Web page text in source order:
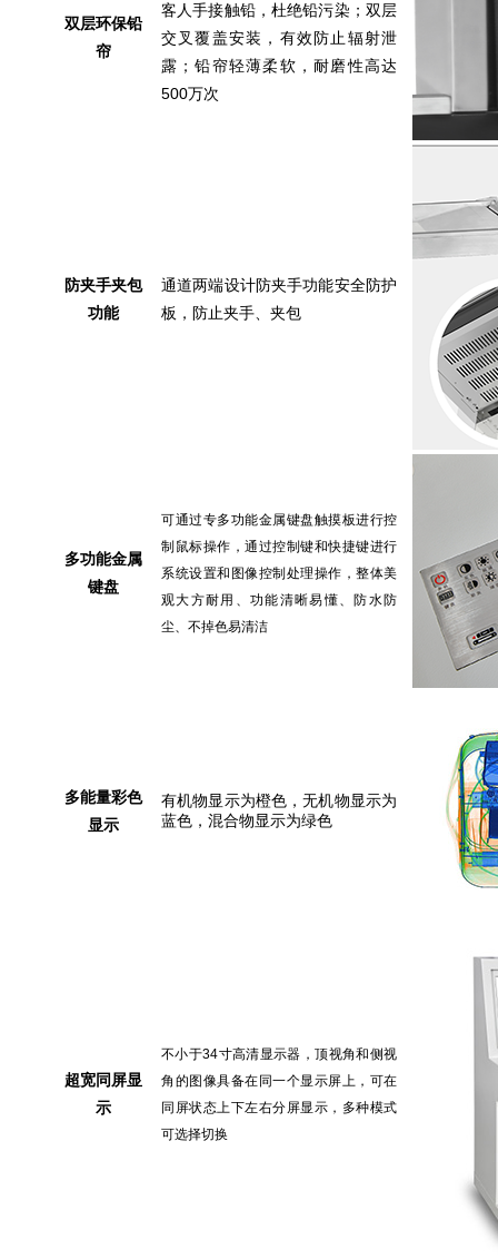
双层环保铅
帘
客人手接触铅，杜绝铅污染；双层
交叉覆盖安装，有效防止辐射泄
露；铅帘轻薄柔软，耐磨性高达
500万次
防夹手夹包
功能
通道两端设计防夹手功能安全防护
板，防止夹手、夹包
多功能金属
键盘
可通过专多功能金属键盘触摸板进行控
制鼠标操作，通过控制键和快捷键进行
系统设置和图像控制处理操作 ，整体美
观大方耐用、功能清晰易懂、防水防
尘、不掉色易清洁
多能量彩色
显示
有机物显示为橙色，无机物显示为
蓝色，混合物显示为绿色
超宽同屏显
示
不小于34寸高清显示器，顶视角和侧视
角的图像具备在同一个显示屏上，可在
同屏状态上下左右分屏显示，多种模式
可选择切换